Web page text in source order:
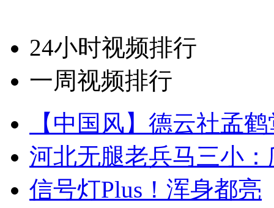
24小时视频排行
一周视频排行
【中国风】德云社孟
河北无腿老兵马三小
信号灯Plus！浑身都亮